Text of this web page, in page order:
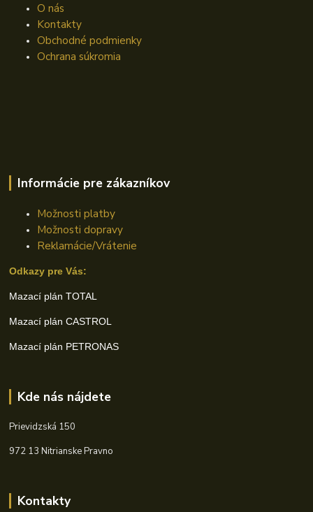
O nás
Kontakty
Obchodné podmienky
Ochrana súkromia
Informácie pre zákazníkov
Možnosti platby
Možnosti dopravy
Reklamácie/Vrátenie
Odkazy pre Vás:
Mazací plán TOTAL
Mazací plán CASTROL
Mazací plán PETRONAS
Kde nás nájdete
Prievidzská 150
972 13 Nitrianske Pravno
Kontakty